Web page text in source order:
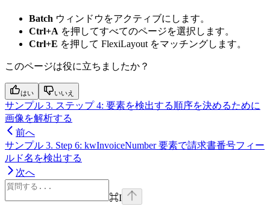
Batch ウィンドウをアクティブにします。
Ctrl+A を押してすべてのページを選択します。
Ctrl+E を押して FlexiLayout をマッチングします。
このページは役に立ちましたか？
はい いいえ
サンプル 3. ステップ 4: 要素を検出する順序を決めるために
画像を解析する
前へ
サンプル 3. Step 6: kwInvoiceNumber 要素で請求書番号フィー
ルド名を検出する
次へ
⌘I